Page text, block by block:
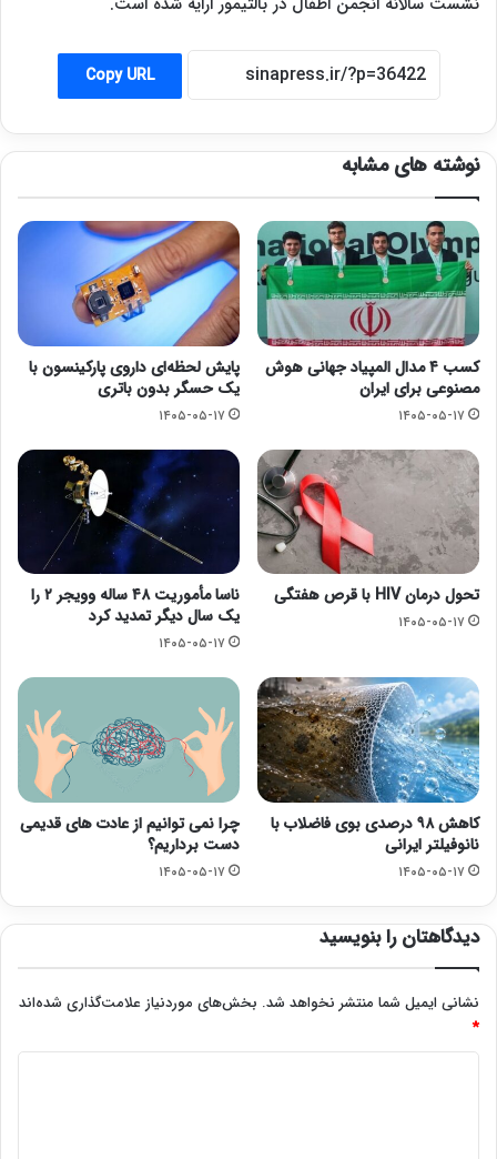
Copy URL
نوشته های مشابه
کسب ۴ مدال المپیاد جهانی هوش
مصنوعی برای ایران
۱۴۰۵-۰۵-۱۷
پایش لحظه‌ای داروی پارکینسون با
یک حسگر بدون باتری
۱۴۰۵-۰۵-۱۷
تحول درمان HIV با قرص هفتگی
۱۴۰۵-۰۵-۱۷
ناسا مأموریت ۴۸ ساله وویجر ۲ را
یک سال دیگر تمدید کرد
۱۴۰۵-۰۵-۱۷
کاهش ۹۸ درصدی بوی فاضلاب با
نانوفیلتر ایرانی
۱۴۰۵-۰۵-۱۷
چرا نمی توانیم از عادت های قدیمی
دست برداریم؟
۱۴۰۵-۰۵-۱۷
دیدگاهتان را بنویسید
نشانی ایمیل شما منتشر نخواهد شد. بخش‌های موردنیاز علامت‌گذاری شده‌اند
*